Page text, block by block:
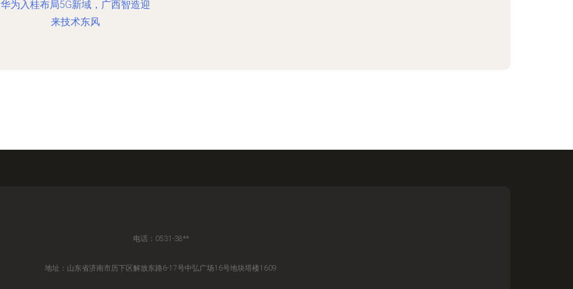
华为入桂布局5G新域，广西智造迎
来技术东风
电话：0531-38**
地址：山东省济南市历下区解放东路6-17号中弘广场16号地块塔楼1609